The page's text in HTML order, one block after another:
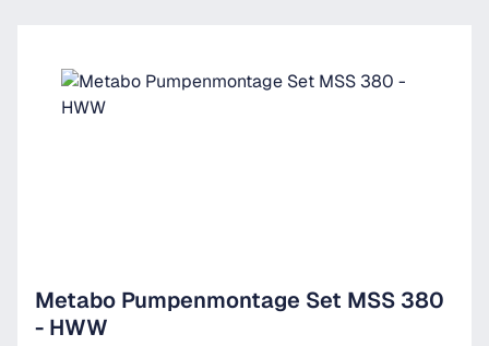
Metabo Pumpenmontage Set MSS 380
- HWW